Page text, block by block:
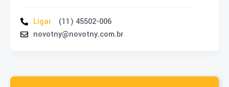
Ligar
(11) 45502-006
novotny@novotny.com.br